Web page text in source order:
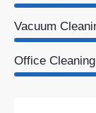
Vacuum
Office Cleaning